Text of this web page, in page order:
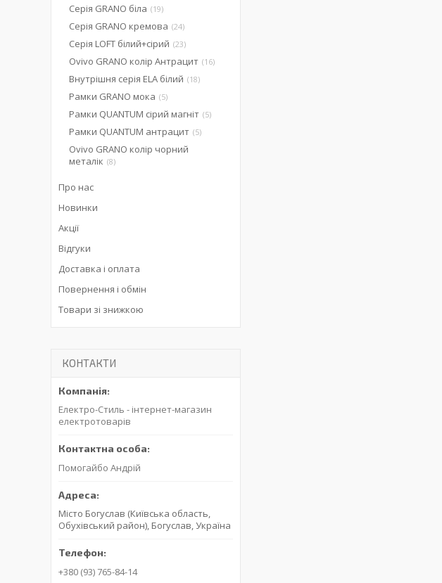
Серія GRANO біла 19
Серія GRANO кремова 24
Серія LOFT білий+сірий 23
Ovivo GRANO колір Антрацит 16
Внутрішня серія ELA білий 18
Рамки GRANO мока 5
Рамки QUANTUM сірий магніт 5
Рамки QUANTUM антрацит 5
Ovivo GRANO колір чорний
металік 8
Про нас
Новинки
Акції
Відгуки
Доставка і оплата
Повернення і обмін
Товари зі знижкою
КОНТАКТИ
Електро-Стиль - інтернет-магазин
електротоварів
Помогайбо Андрій
Місто Богуслав (Київська область,
Обухівський район), Богуслав, Україна
+380 (93) 765-84-14